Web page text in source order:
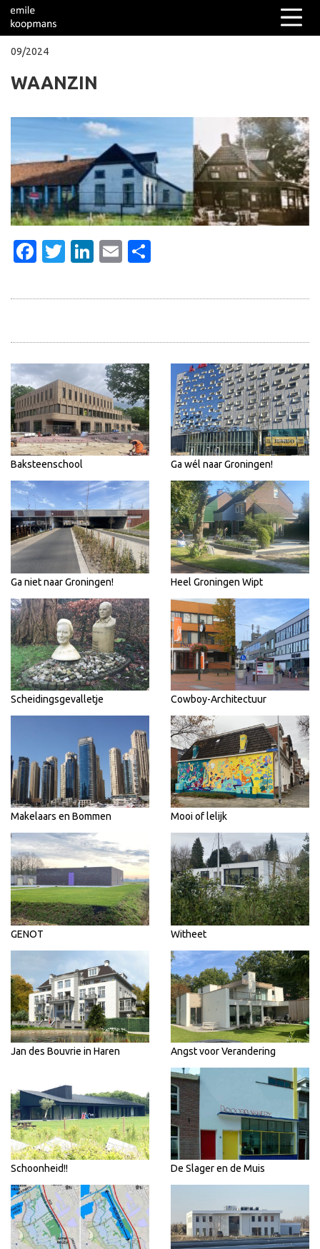
Over mij
09/2024
WAANZIN
Facebook
Twitter
LinkedIn
Email
Baksteenschool Ga wél naar Groningen!
Ga niet naar Groningen! Heel Groningen Wipt
Scheidingsgevalletje Cowboy-Architectuur
Makelaars en Bommen Mooi of lelijk
GENOT Witheet
Jan des Bouvrie in Haren Angst voor Verandering
Schoonheid!! De Slager en de Muis